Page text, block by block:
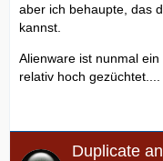
aber ich behaupte, das
kannst.
Alienware ist nunmal
relativ hoch gezüchtet....
Duplicate